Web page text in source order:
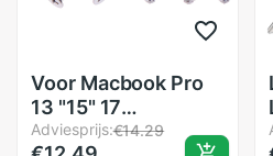
Voor Macbook Pro
13 "15" 17
"Achterkant Schroef
Adviesprijs:€14.29